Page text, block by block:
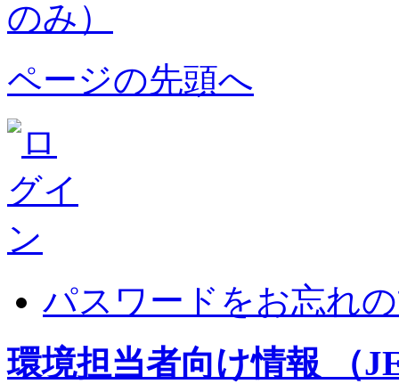
ページの先頭へ
パスワードをお忘れ
環境担当者向け情報 （